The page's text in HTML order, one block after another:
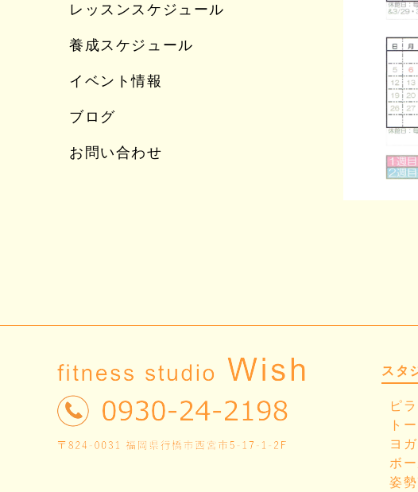
レッスンスケジュール
養成スケジュール
イベント情報
ブログ
お問い合わせ
スタ
ピ
ト
ヨガ
ボ
姿